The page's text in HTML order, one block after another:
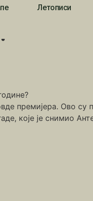
Летописи
премијера. Ово су
које је снимио